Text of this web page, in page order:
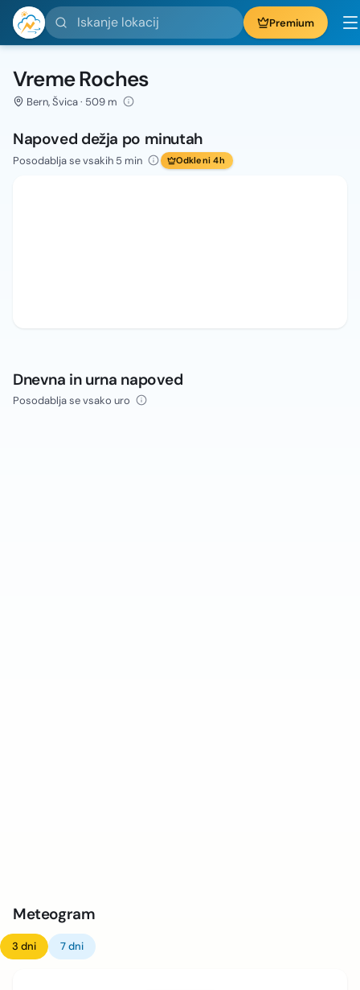
Iskanje lokacij Premium
Vreme Roches
Bern, Švica · 509 m
Napoved dežja po minutah
Posodablja se vsakih 5 min Odkleni 4h
Dnevna in urna napoved
Posodablja se vsako uro
Meteogram
3 dni 7 dni